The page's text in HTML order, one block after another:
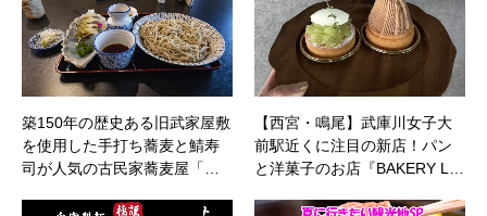
築150年の歴史ある旧武家屋敷
を使用した手打ち蕎麦と鯖寿
司が人気の古民家蕎麦屋「…
【西宮・鳴尾】武庫川女子大
前駅近くに注目の新店！パン
と洋菓子のお店『BAKERY L…